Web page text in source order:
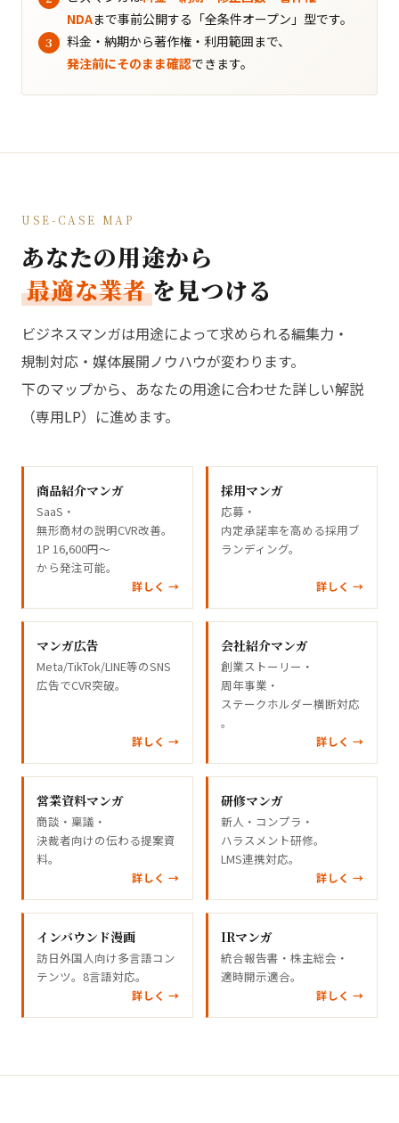
NDAまで事前公開する「全条件オープン」型です。
料金・納期から著作権・利用範囲まで、
発注前にそのまま確認できます。
USE-CASE MAP
あなたの用途から
最適な業者 を見つける
ビジネスマンガは用途によって求められる編集力・
規制対応・媒体展開ノウハウが変わります。
下のマップから、あなたの用途に合わせた詳しい解説
（専用LP）に進めます。
商品紹介マンガ
SaaS・
無形商材の説明CVR改善。
1P 16,600円〜
から発注可能。
詳しく →
採用マンガ
応募・
内定承諾率を高める採用ブ
ランディング。
詳しく →
マンガ広告
Meta/TikTok/LINE等のSNS
広告でCVR突破。
詳しく →
会社紹介マンガ
創業ストーリー・
周年事業・
ステークホルダー横断対応
。
詳しく →
営業資料マンガ
商談・稟議・
決裁者向けの伝わる提案資
料。
詳しく →
研修マンガ
新人・コンプラ・
ハラスメント研修。
LMS連携対応。
詳しく →
インバウンド漫画
訪日外国人向け多言語コン
テンツ。8言語対応。
詳しく →
IRマンガ
統合報告書・株主総会・
適時開示適合。
詳しく →